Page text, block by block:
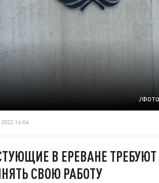
/ФОТО:
16:04
В ЕРЕВАНЕ
СВОЮ РАБОТУ